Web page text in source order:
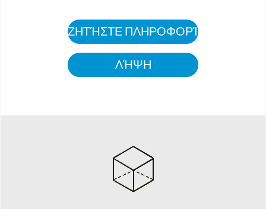
ΖΗΤΉΣΤΕ ΠΛΗΡΟΦΟΡΊΕΣ
ΛΉΨΗ